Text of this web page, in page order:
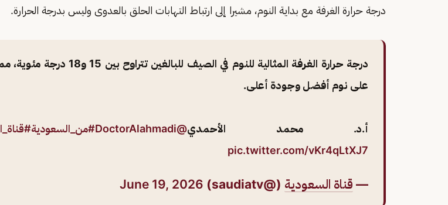
درجة حرارة الغرفة مع بداية النوم، مشيرا إلى ارتباط التهابات الحلق بالعدوى وليس بدرجة الحرارة.
درجة حرارة الغرفة المثالية للنوم في الصيف للبالغين
على نوم أفضل وجودة أعلى.
أ.د. محمد الأحمدي@DoctorAlahmadi #من_السعودية
pic.twitter.com/vKr4qLtXJ7
— قناة السعودية (@saudiatv)
June 19, 2026